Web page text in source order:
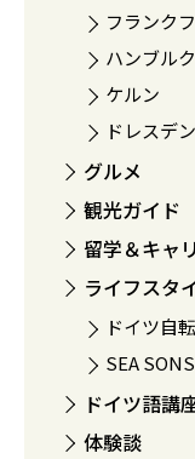
フランク
ハンブルク
ケルン
ドレスデン
グルメ
観光ガイド
留学＆キャ
ライフスタ
ドイツ自
SEA
ドイツ語講
体験談